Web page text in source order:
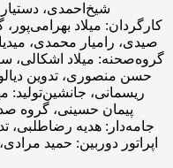
کارگردان: میلاد
صیدی، رامیار محمدی،
گروه‌صحنه: میلاد اشکالی،
حسن منصوری، تدوین
ریسمانی، جانشین‌تولید:
پیمان حسینی، گروه
جامه‌دار: هدیه رضاطلبی،
اپراتور دوربین: حمید